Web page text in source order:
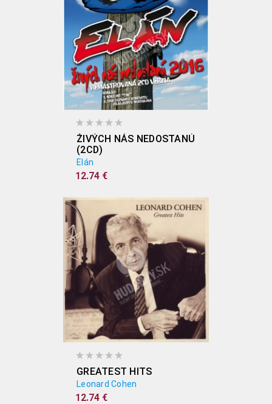
ŽIVÝCH NÁS NEDOSTANÚ
(2CD)
Elán
12.74 €
GREATEST HITS
Leonard Cohen
12.74 €